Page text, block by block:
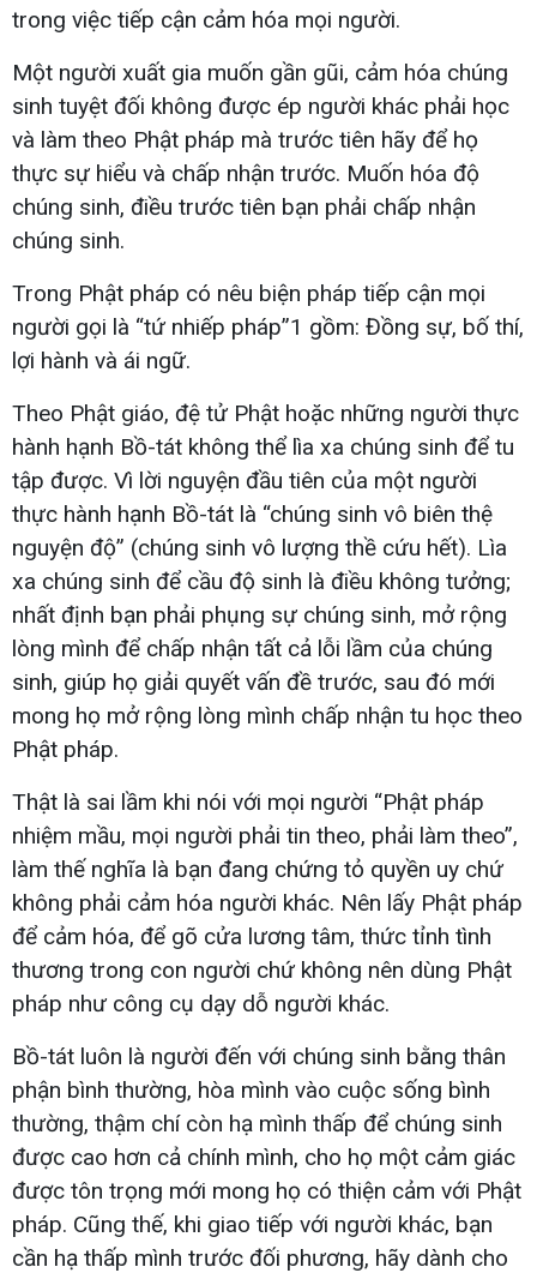
trong việc tiếp cận cảm hóa mọi người.
Một người xuất gia muốn gần gũi, cảm hóa chúng
sinh tuyệt đối không được ép người khác phải học
và làm theo Phật pháp mà trước tiên hãy để họ
thực sự hiểu và chấp nhận trước. Muốn hóa độ
chúng sinh, điều trước tiên bạn phải chấp nhận
chúng sinh.
Trong Phật pháp có nêu biện pháp tiếp cận mọi
người gọi là “tứ nhiếp pháp”1 gồm: Đồng sự, bố thí,
lợi hành và ái ngữ.
Theo Phật giáo, đệ tử Phật hoặc những người thực
hành hạnh Bồ-tát không thể lìa xa chúng sinh để tu
tập được. Vì lời nguyện đầu tiên của một người
thực hành hạnh Bồ-tát là “chúng sinh vô biên thệ
nguyện độ” (chúng sinh vô lượng thề cứu hết). Lìa
xa chúng sinh để cầu độ sinh là điều không tưởng;
nhất định bạn phải phụng sự chúng sinh, mở rộng
lòng mình để chấp nhận tất cả lỗi lầm của chúng
sinh, giúp họ giải quyết vấn đề trước, sau đó mới
mong họ mở rộng lòng mình chấp nhận tu học theo
Phật pháp.
Thật là sai lầm khi nói với mọi người “Phật pháp
nhiệm mầu, mọi người phải tin theo, phải làm theo”,
làm thế nghĩa là bạn đang chứng tỏ quyền uy chứ
không phải cảm hóa người khác. Nên lấy Phật pháp
để cảm hóa, để gõ cửa lương tâm, thức tỉnh tình
thương trong con người chứ không nên dùng Phật
pháp như công cụ dạy dỗ người khác.
Bồ-tát luôn là người đến với chúng sinh bằng thân
phận bình thường, hòa mình vào cuộc sống bình
thường, thậm chí còn hạ mình thấp để chúng sinh
được cao hơn cả chính mình, cho họ một cảm giác
được tôn trọng mới mong họ có thiện cảm với Phật
pháp. Cũng thế, khi giao tiếp với người khác, bạn
cần hạ thấp mình trước đối phương, hãy dành cho